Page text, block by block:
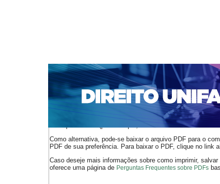
CAPA SOBRE ACESSO CADASTRO
NOTÍCIAS
EDIÇÕES DE Nº 1 A 100 WEBMAIL
Capa>n. 249 (2021) > Assunção
O arquivo PDF selecionado deve ser carregado no
de arquivos PDF (por exemplo, uma versão atual do
Como alternativa, pode-se baixar o arquivo PDF para o
PDF de sua preferência. Para baixar o PDF, clique no link
Caso deseje mais informações sobre como imprimir,
oferece uma página de Perguntas Frequentes sobre PDFs